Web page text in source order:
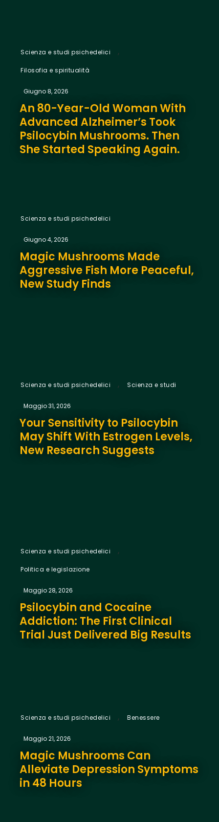
Scienza e studi psichedelici ,
Filosofia e spiritualità
Giugno 8, 2026
An 80-Year-Old Woman With
Advanced Alzheimer’s Took
Psilocybin Mushrooms. Then
She Started Speaking Again.
Scienza e studi psichedelici
Giugno 4, 2026
Magic Mushrooms Made
Aggressive Fish More Peaceful,
New Study Finds
Scienza e studi psichedelici , Scienza e studi
Maggio 31, 2026
Your Sensitivity to Psilocybin
May Shift With Estrogen Levels,
New Research Suggests
Scienza e studi psichedelici ,
Politica e legislazione
Maggio 28, 2026
Psilocybin and Cocaine
Addiction: The First Clinical
Trial Just Delivered Big Results
Scienza e studi psichedelici , Benessere
Maggio 21, 2026
Magic Mushrooms Can
Alleviate Depression Symptoms
in 48 Hours